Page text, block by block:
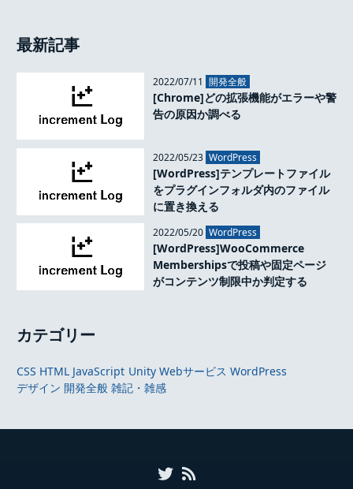
最新記事
2022/07/11 開発全般
[Chrome]どの拡張機能がエラーや警
告の原因か調べる
2022/05/23 WordPress
[WordPress]テンプレートファイル
をプラグインフォルダ内のファイル
に置き換える
2022/05/20 WordPress
[WordPress]WooCommerce
Membershipsで投稿や固定ページ
がコンテンツ制限中か判定する
カテゴリー
CSS HTML JavaScript Unity Webサービス WordPress
デザイン 開発全般 雑記・雑感